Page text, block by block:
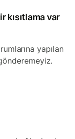
kısıtlama var
yapılan